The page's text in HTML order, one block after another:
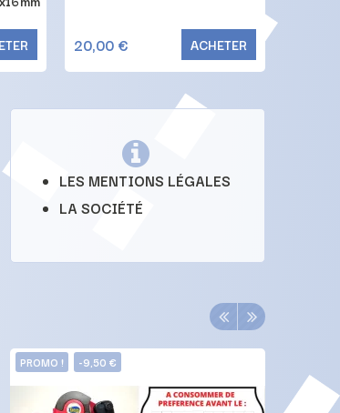
20,00 € ACHETER
LES MENTIONS LÉGALES
LA SOCIÉTÉ
PROMO ! -9,50 €